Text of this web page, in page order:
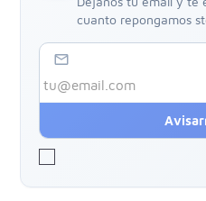
cuanto repongamos
mail_outline